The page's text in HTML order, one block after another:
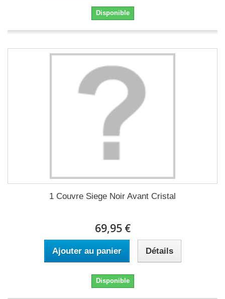
Disponible
1 Couvre Siege Noir Avant Cristal
69,95 €
Ajouter au panier Détails
Disponible